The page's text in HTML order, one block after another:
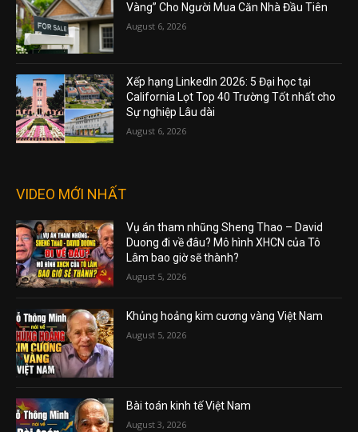
Vàng” Cho Người Mua Căn Nhà Đầu Tiên
August 6, 2026
Xếp hạng LinkedIn 2026: 5 Đại học tại
California Lọt Top 40 Trường Tốt nhất cho
Sự nghiệp Lâu dài
August 6, 2026
VIDEO MỚI NHẤT
Vụ án tham nhũng Sheng Thao – David
Duong đi về đâu? Mô hình XHCN của Tô
Lâm bao giờ sẽ thành?
August 5, 2026
Khủng hoảng kim cương vàng Việt Nam
August 5, 2026
Bài toán kinh tế Việt Nam
August 3, 2026